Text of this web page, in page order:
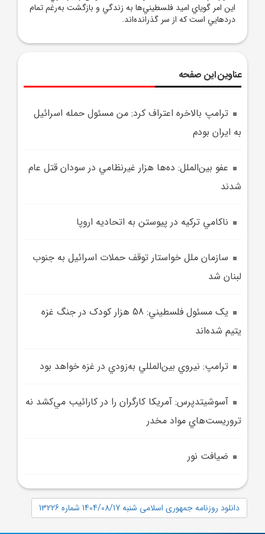
اين امر گوياي اميد فلسطيني‌ها به زندگي و بازگشت به‌رغم تمام
درد‌هايي است که از سر گذرانده‌اند.
عناوین این صفحه
ترامپ بالاخره اعتراف کرد: من مسئول حمله اسرائيل
به ايران بودم
عفو بين‌الملل: ده‌ها هزار غيرنظامي در سودان قتل عام
شدند
ناکامي ترکيه در پيوستن به اتحاديه اروپا
سازمان ملل خواستار توقف حملات اسرائيل به جنوب
لبنان شد
يک مسئول فلسطيني: 58 هزار کودک در جنگ غزه
يتيم شده‌اند
ترامپ: نيروي بين‌المللي به‌زودي در غزه خواهد بود
آسوشيتدپرس: آمريکا کارگران را در کارائيب مي‌کشد نه
تروريست‌هاي مواد مخدر
ضيافت نور
دانلود روزنامه جمهوری اسلامی شنبه 1404/08/17 شماره 13226